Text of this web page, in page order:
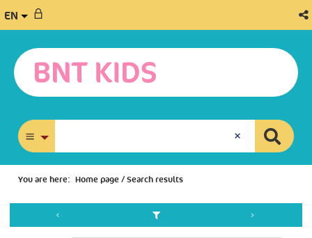
EN
You are here: Home page/Search results